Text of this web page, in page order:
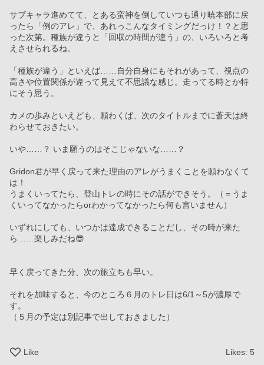
サブキャラ進めてて、とある蛮神を倒していつも通り暁本部に戻
ったら「例のアレ」で、あれっこんなタイミングだっけ！？と思
った次第。種族が違うと「回収の時間が違う」の、いろいろと考
えさせられるね。
「種族が違う」といえば……自分自身にもそれがあって、視点の
高さや位置関係が違って見えて不思議な感じ。走ってる時とか特
にそう思う。
カメの歩みといえども、願わくば、次のタイトルまでに蒼天は終
わらせておきたい。
いや……？ いま願うのはそこじゃないな……？
Gridon君が早く戻って来た理由のアレがうまくことを願わなくて
は！
うまくいってたら、登山トレの時にその話ができそう。（＝うま
くいってなかったらorわかってなかったら何も言いません）
いずれにしても、いつかは達成できることだし、その時が来た
ら……楽しみだね😎
早く戻ってきた分、次の旅立ちも早い。
それを加味すると、今のところ６月のトレ日は6/1～5が濃厚で
す。
（５月の予定は別記事で出しておきました）
Like Likes: 5